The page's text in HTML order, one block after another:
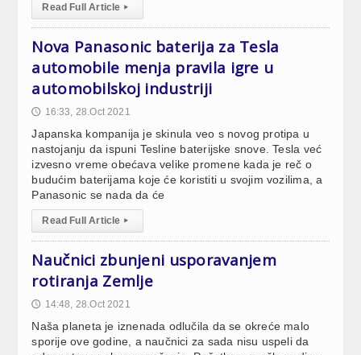
Read Full Article ▸
Nova Panasonic baterija za Tesla
automobile menja pravila igre u
automobilskoj industriji
🕔 16:33, 28.Oct 2021
Japanska kompanija je skinula veo s novog protipa u
nastojanju da ispuni Tesline baterijske snove. Tesla već
izvesno vreme obećava velike promene kada je reč o
budućim baterijama koje će koristiti u svojim vozilima, a
Panasonic se nada da će
Read Full Article ▸
Naučnici zbunjeni usporavanjem
rotiranja Zemlje
🕔 14:48, 28.Oct 2021
Naša planeta je iznenada odlučila da se okreće malo
sporije ove godine, a naučnici za sada nisu uspeli da